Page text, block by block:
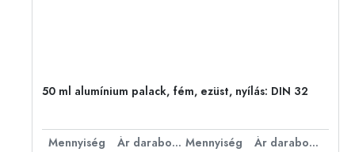
50 ml alumínium palack, fém, ezüst, nyílás: DIN 32
Mennyiség Ár darabonként Mennyiség
Ár darabonként